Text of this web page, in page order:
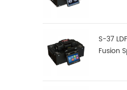
S-37
Fusion